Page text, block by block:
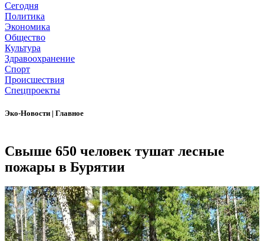
Сегодня
Политика
Экономика
Общество
Культура
Здравоохранение
Спорт
Происшествия
Спецпроекты
Эко-Новости | Главное
Свыше 650 человек тушат лесные
пожары в Бурятии